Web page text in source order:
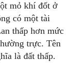
mỏ khí đốt ở
có một tài
thấp hơn mức
trực. Tên
là đất thấp.